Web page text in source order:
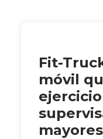
Fit-
móvil
mayores